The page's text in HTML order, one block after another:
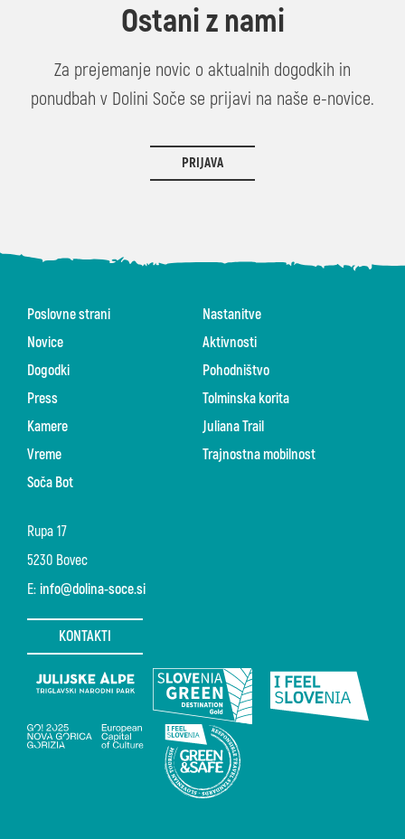
Ostani z nami
Za prejemanje novic o aktualnih dogodkih in
ponudbah v Dolini Soče se prijavi na naše e-novice.
PRIJAVA
Rupa 17
5230 Bovec
E: info@dolina-soce.si
KONTAKTI
Poslovne strani
Novice
Dogodki
Press
Kamere
Vreme
Soča Bot
Nastanitve
Aktivnosti
Pohodništvo
Tolminska korita
Juliana Trail
Trajnostna mobilnost